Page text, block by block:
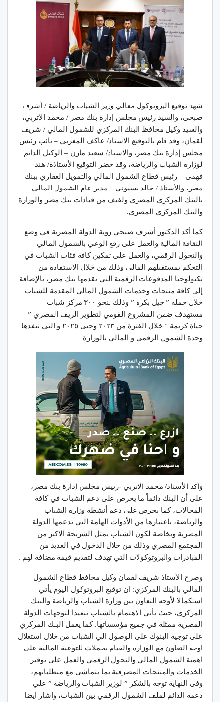
شهد توقيع البروتوكول معالي وزير الشباب والرياضة / أشرف
صبحى، والسيد رئيس مجلس إدارة بنك مصر / محمد الإتربي،
والسيد وكيل محافظ البنك المركزي للشمول المالي / شريف
لقمان، وقد قام بالتوقيع الاستاذ/ عاكف المغربي – نائب رئيس
مجلس إدارة بنك مصر، والاستاذ/ سعيد مازن – الوكيل الدائم
لوزارة الشباب والرياضة، وقد حضر التوقيع الأستاذة/ هند
فهمى – رئيس قطاع الشمول المالي والتمويل العقاري ببنك
مصر، والأستاذ / خالد بسيوني – مدير عام الشمول المالي
بالبنك المركزي المصري ولفيف من قيادات بنك مصر والوزارة
والبنك المركزي المصري.
كما أكد الدكتور أشرف صبحي رؤية الدولة المصرية في وضع
الثقافة المالية والعمل على رفع الوعي بالشمول المالي
والتحول الرقمي، والعمل على تمكين كافة فئات الشباب في
التحكم بمستقبلهم المالي وذلك من خلال الاستفادة من
تكنولوجيا المدفوعات الرقمية التي يقدمها بنك مصر، بالإضافة
إلى كافة منتجات وخدمات الشمول المالي المقدمة للشباب
خلال حملة ” جيل بكرة ” وذلك بنحو ٣٠٠ مركز شباب
مستهدف ضمن المشروع القومي لتطوير الريف المصري ”
حياة كريمة ” خلال الفترة من ٢٠٢٣ وحتى ٢٠٢٥ و التي تنفذها
وحدة الشمول الرقمي و المالي بالوزارة
وأكد الأستاذ/ محمد الإتربي -رئيس مجلس إدارة بنك مصر،
على أن البنك دائماً ما يحرص على دعم الشباب في كافة
المجالات، كما يحرص على دعم أنشطة وزارة الشباب
والرياضة، باعتبارها من الأدوات الهامة التي تدعمها الدولة
المصرية وبخاصة لكون الشباب يمثل الشريحة الاكبر من
المجتمع المصري وذلك من خلال الدخول في العديد من
المبادرات والبروتوكولات التي تهدف لتقديم قيمة مضافة لهم .
وصرح الأستاذ شريف لقمان وكيل محافظ قطاع الشمول
المالي بالبنك المركزي: ان توقيع البروتوكول اليوم يأتي
استكمالا لأوجه التعاون بين وزارة الشباب والرياضة والبنك
المركزي، حيث يأتي الاهتمام بالشباب تنفيذا لتوجهات الدولة
المصرية ممثلة في جميع مؤسساتها. كما يعمل البنك المركزي
على توجيه البنوك على الوصول الي الشباب من خلال استغلال
اوجه التعاون مع الوزارة والقيام بحملات للتوعية المالية على
اهمية الشمول المالي والتحول الرقمي والعمل على توفير
الخدمات والمنتجات المصرفية بما يتماشى مع متطلباتهم،
وفى النهاية توجه بالشكر ” لوزير الشباب والرياضة ” علي
دعمه الدائم لملف الشمول الرقمي بين الشباب، واشار ايضا